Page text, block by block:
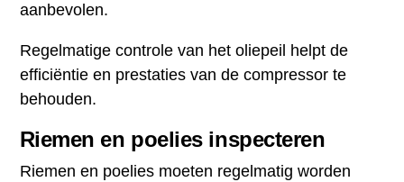
aanbevolen.
Regelmatige controle van het oliepeil helpt de
efficiëntie en prestaties van de compressor te
behouden.
Riemen en poelies inspecteren
Riemen en poelies moeten regelmatig worden